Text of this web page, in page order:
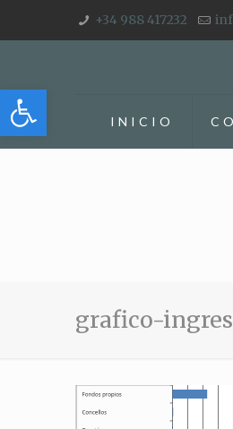
Abrir barra de herramientas
+34 988 417232
INICIO
grafico-